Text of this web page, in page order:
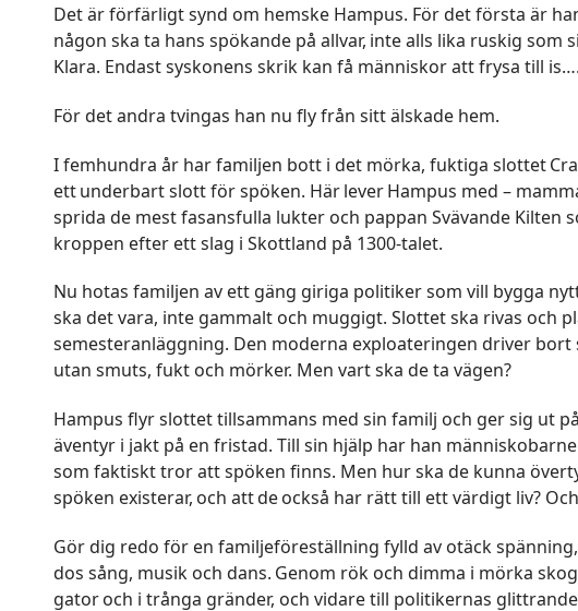
Det är förfärligt synd om hemske Hampus. För det första är
någon ska ta hans spökande på allvar, inte alls lika ruskig som
Klara. Endast syskonens skrik kan få människor att
För det andra tvingas han nu fly från sitt älskade hem.
I femhundra år har familjen bott i det mörka, fuktiga slottet
ett underbart slott för spöken. Här lever Hampus med –
sprida de mest fasansfulla lukter och pappan Svävande Kilten
kroppen efter ett slag i Skottland på 1300-talet.
Nu hotas familjen av ett gäng giriga politiker som vill bygga
ska det vara, inte gammalt och muggigt. Slottet ska rivas och
semesteranläggning. Den moderna exploateringen driver bort
utan smuts, fukt och mörker. Men vart ska de ta vägen?
Hampus flyr slottet tillsammans med sin familj och ger sig ut
äventyr i jakt på en fristad. Till sin hjälp har han
som faktiskt tror att spöken finns. Men hur ska de kunna
spöken existerar, och att de också har rätt till ett värdigt liv?
Gör dig redo för en familjeföreställning fylld av otäck
dos sång, musik och dans. Genom rök och dimma i mörka
gator och i trånga gränder, och vidare till politikernas